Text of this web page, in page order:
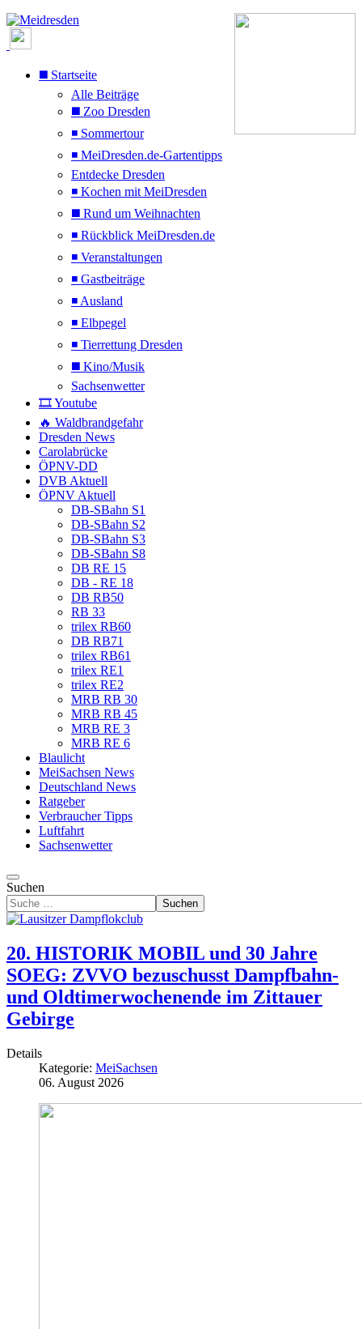
◼️ Startseite
Alle Beiträge
◼️ Zoo Dresden
◾ Sommertour
◾ MeiDresden.de-Gartentipps
Entdecke Dresden
◾ Kochen mit MeiDresden
◼️ Rund um Weihnachten
◾ Rückblick MeiDresden.de
◾ Veranstaltungen
◾ Gastbeiträge
◾ Ausland
◾ Elbpegel
◾ Tierrettung Dresden
◼️ Kino/Musik
Sachsenwetter
🎞️ Youtube
🔥 Waldbrandgefahr
Dresden News
Carolabrücke
ÖPNV-DD
DVB Aktuell
ÖPNV Aktuell
DB-SBahn S1
DB-SBahn S2
DB-SBahn S3
DB-SBahn S8
DB RE 15
DB - RE 18
DB RB50
RB 33
trilex RB60
DB RB71
trilex RB61
trilex RE1
trilex RE2
MRB RB 30
MRB RB 45
MRB RE 3
MRB RE 6
Blaulicht
MeiSachsen News
Deutschland News
Ratgeber
Verbraucher Tipps
Luftfahrt
Sachsenwetter
Suchen
Suchen
20. HISTORIK MOBIL und 30 Jahre
SOEG: ZVVO bezuschusst Dampfbahn-
und Oldtimerwochenende im Zittauer
Gebirge
Details
Kategorie: MeiSachsen
06. August 2026